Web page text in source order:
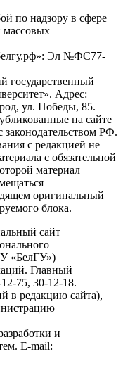
по надзору в сфере
массовых
Эл №ФС77-
государственный
Адрес:
ул. Победы, 85.
на сайте
законодательством РФ.
с редакцией не
с обязательной
материал
оригинальный
блока.
сайт
«БелГУ»)
Главный
75, 30-12-18.
в редакцию сайта),
и
E-mail: